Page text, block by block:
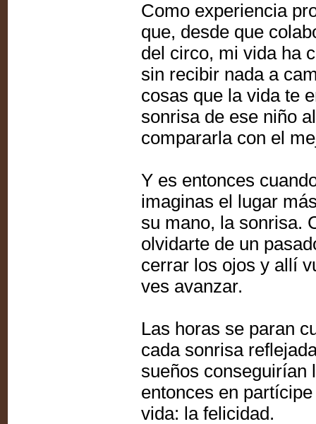
Como experiencia
que, desde que
del circo, mi vida ha
sin recibir nada a
cosas que la vida te
sonrisa de ese niño
compararla con el
Y es entonces
imaginas el lugar
su mano, la sonrisa.
olvidarte de un
cerrar los ojos y allí
ves avanzar.
Las horas se paran
cada sonrisa
sueños conseguirían
entonces en
vida: la felicidad.